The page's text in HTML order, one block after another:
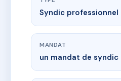
Syndic professionnel
MANDAT
un mandat de syndic